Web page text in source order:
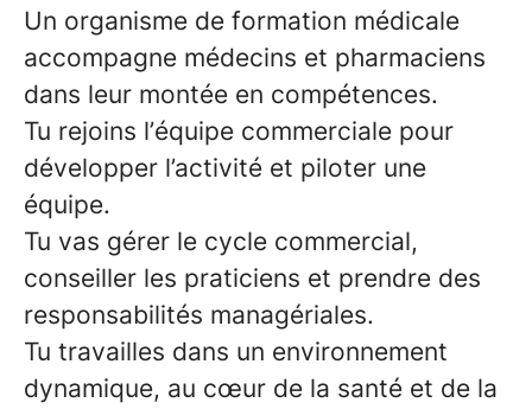
Un organisme de formation médicale
accompagne médecins et pharmaciens
dans leur montée en compétences.
Tu rejoins l’équipe commerciale pour
développer l’activité et piloter une
équipe.
Tu vas gérer le cycle commercial,
conseiller les praticiens et prendre des
responsabilités managériales.
Tu travailles dans un environnement
dynamique, au cœur de la santé et de la